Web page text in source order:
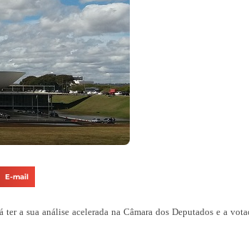
E-mail
a sua análise acelerada na Câmara dos Deputados e a